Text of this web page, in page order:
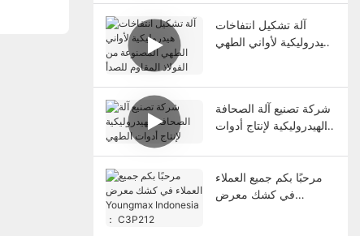
آلة تشكيل انتفاخات
هيدروليكية لأواني الطهي
شركة تصنيع آلة الصحافة
الهيدروليكية لإنتاج أدوات
مرحبًا بكم جميع العملاء
في كشك معرض